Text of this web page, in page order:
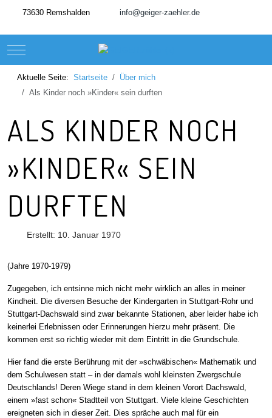
73630 Remshalden info@geiger-zaehler.de
Mobile Menu Toggle
Aktuelle Seite: Startseite
Über mich
Als Kinder noch »Kinder« sein durften
ALS KINDER NOCH
»KINDER« SEIN
DURFTEN
Erstellt: 10. Januar 1970
(Jahre 1970-1979)
Zugegeben, ich entsinne mich nicht mehr wirklich an alles in meiner
Kindheit. Die diversen Besuche der Kindergarten in Stuttgart-Rohr und
Stuttgart-Dachswald sind zwar bekannte Stationen, aber leider habe ich
keinerlei Erlebnissen oder Erinnerungen hierzu mehr präsent. Die
kommen erst so richtig wieder mit dem Eintritt in die Grundschule.
Hier fand die erste Berührung mit der »schwäbischen« Mathematik und
dem Schulwesen statt – in der damals wohl kleinsten Zwergschule
Deutschlands! Deren Wiege stand in dem kleinen Vorort Dachswald,
einem »fast schon« Stadtteil von Stuttgart. Viele kleine Geschichten
ereigneten sich in dieser Zeit. Dies spräche auch mal für ein